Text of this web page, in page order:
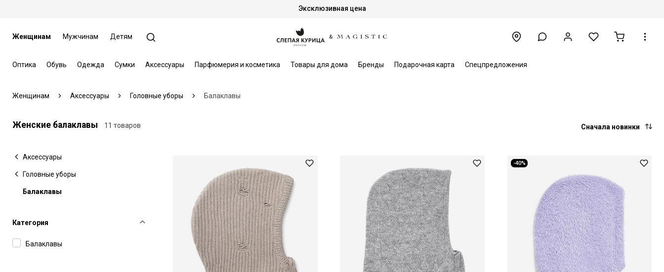
Эксклюзивная цена
Женщинам Мужчинам Детям
Оптика Обувь Одежда Сумки Аксессуары Парфюмерия и косметика Товары для дома Бренды Подарочная карта Спецпредложения
Женщинам Аксессуары Головные уборы Балаклавы
Женские балаклавы 11 товаров Сначала новинки
Аксессуары
Головные уборы
Балаклавы
Категория
Балаклавы
-40%